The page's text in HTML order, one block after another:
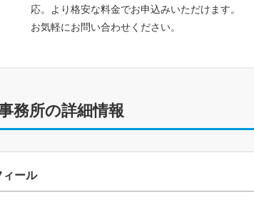
応。より格安な料金でお申込みいただけます。
お気軽にお問い合わせください。
務所の詳細情報
ール